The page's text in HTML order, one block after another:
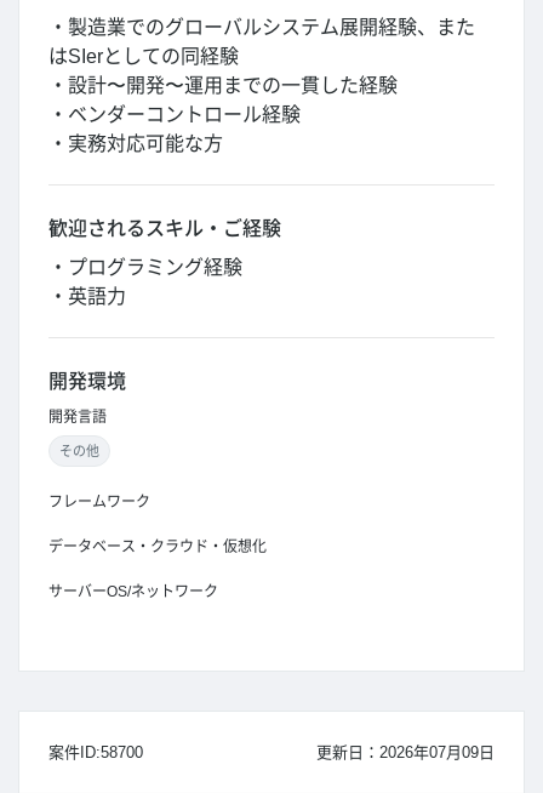
・製造業でのグローバルシステム展開経験、また
はSIerとしての同経験
・設計〜開発〜運用までの一貫した経験
・ベンダーコントロール経験
・実務対応可能な方
歓迎されるスキル・ご経験
・プログラミング経験
・英語力
開発環境
開発言語
その他
フレームワーク
データベース・クラウド・仮想化
サーバーOS/ネットワーク
更新日：2026年07月09日
案件ID:58700